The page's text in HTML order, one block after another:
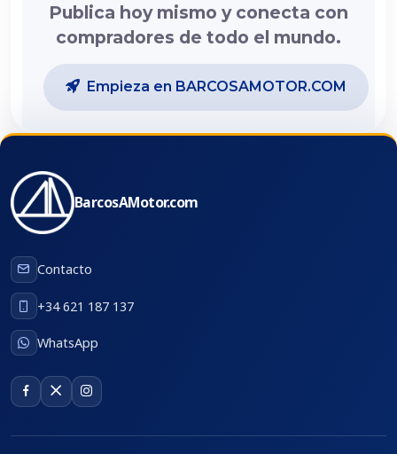
Publica hoy mismo y conecta con
compradores de todo el mundo.
Empieza en BARCOSAMOTOR.COM
BarcosAMotor.com
Contacto
+34 621 187 137
WhatsApp